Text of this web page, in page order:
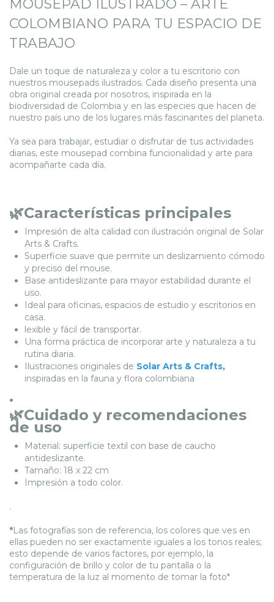
MOUSEPAD ILUSTRADO – ARTE
COLOMBIANO PARA TU ESPACIO DE
TRABAJO
Dale un toque de naturaleza y color a tu escritorio con
nuestros mousepads ilustrados. Cada diseño presenta una
obra original creada por nosotros, inspirada en la
biodiversidad de Colombia y en las especies que hacen de
nuestro país uno de los lugares más fascinantes del planeta.
Ya sea para trabajar, estudiar o disfrutar de tus actividades
diarias, este mousepad combina funcionalidad y arte para
acompañarte cada día.
🌿Características principales
Impresión de alta calidad con ilustración original de Solar
Arts & Crafts.
Superficie suave que permite un deslizamiento cómodo
y preciso del mouse.
Base antideslizante para mayor estabilidad durante el
uso.
Ideal para oficinas, espacios de estudio y escritorios en
casa.
lexible y fácil de transportar.
Una forma práctica de incorporar arte y naturaleza a tu
rutina diaria.
Ilustraciones originales de Solar Arts & Crafts,
inspiradas en la fauna y flora colombiana
.
🌿Cuidado y recomendaciones
de uso
Material: superficie textil con base de caucho
antideslizante.
Tamaño: 18 x 22 cm
Impresión a todo color.
.
*Las fotografías son de referencia, los colores que ves en
ellas pueden no ser exactamente iguales a los tonos reales;
esto depende de varios factores, por ejemplo, la
configuración de brillo y color de tu pantalla o la
temperatura de la luz al momento de tomar la foto*